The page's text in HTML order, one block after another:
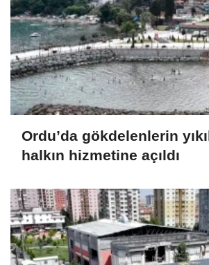
Ordu’da gökdelenlerin
halkın hizmetine açıldı